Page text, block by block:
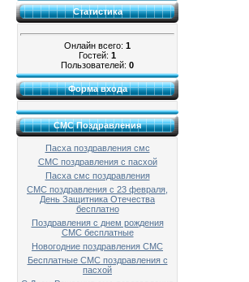
Статистика
Онлайн всего: 1
Гостей: 1
Пользователей: 0
Форма входа
СМС Поздравления
Пасха поздравления смс
СМС поздравления с пасхой
Пасха смс поздравления
СМС поздравления с 23 февраля,
День Защитника Отечества
бесплатно
Поздравления с днем рождения
СМС бесплатные
Новогодние поздравления СМС
Бесплатные СМС поздравления с
пасхой